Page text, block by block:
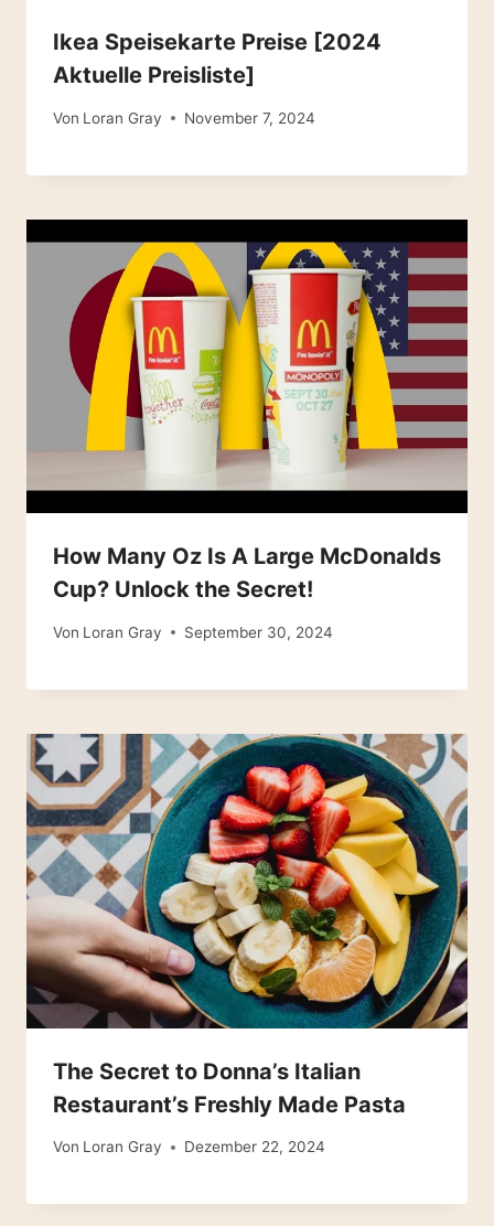
Ikea Speisekarte Preise [2024
Aktuelle Preisliste]
Von Loran Gray November 7, 2024
How Many Oz Is A Large McDonalds
Cup? Unlock the Secret!
Von Loran Gray September 30, 2024
The Secret to Donna’s Italian
Restaurant’s Freshly Made Pasta
Von Loran Gray Dezember 22, 2024